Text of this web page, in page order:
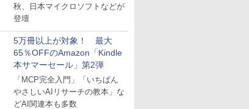
秋、日本マイクロソフトなどが
登壇
5万冊以上が対象！ 最大
65％OFFのAmazon「Kindle
本サマーセール」第2弾
「MCP完全入門」「いちばん
やさしいAIリサーチの教本」な
どAI関連本も多数